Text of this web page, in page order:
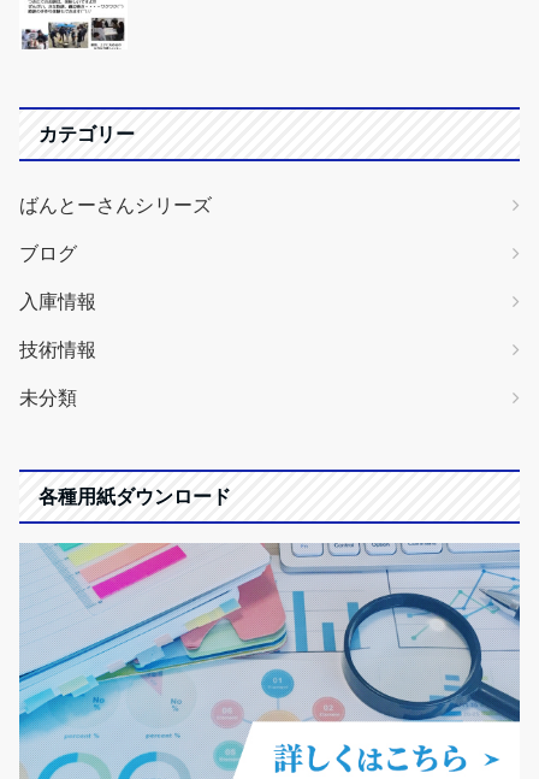
カテゴリー
ばんとーさんシリーズ
ブログ
入庫情報
技術情報
未分類
各種用紙ダウンロード